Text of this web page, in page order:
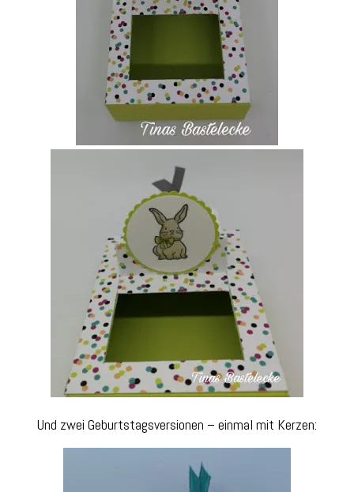
Und zwei Geburtstagsversionen – einmal mit Kerzen: